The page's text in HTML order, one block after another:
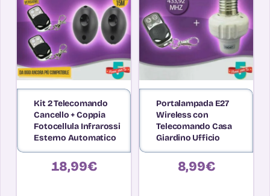
Kit 2 Telecomando
Cancello + Coppia
Fotocellula Infrarossi
Esterno Automatico
18,99€
Portalampada E27
Wireless con
Telecomando Casa
Giardino Ufficio
8,99€